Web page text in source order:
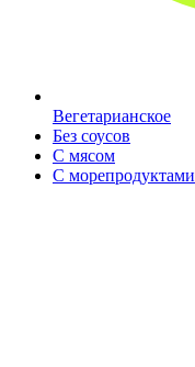
Вегетарианское
Без соусов
С мясом
С морепродуктами